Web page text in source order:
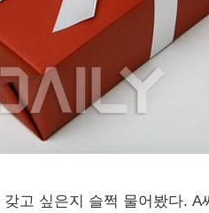
고 싶은지 슬쩍 물어봤다.